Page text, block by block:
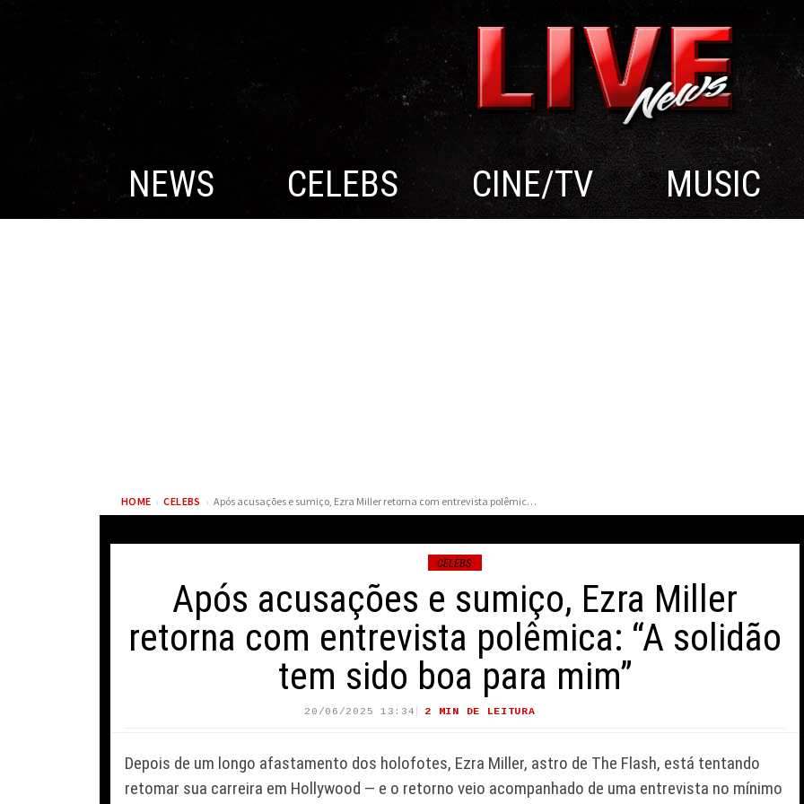
NEWS CELEBS CINE/TV MUSIC
HOME › CELEBS › Após acusações e sumiço, Ezra Miller retorna com entrevista polêmica: “A solidão tem sido boa para mim”
CELEBS
Após acusações e sumiço, Ezra Miller
retorna com entrevista polêmica: “A solidão
tem sido boa para mim”
20/06/2025 13:34 2 MIN DE LEITURA
Depois de um longo afastamento dos holofotes, Ezra Miller, astro de The Flash, está tentando
retomar sua carreira em Hollywood — e o retorno veio acompanhado de uma entrevista no mínimo
DE CHRISTOPHER NOLAN
FAMÍLIA CONFIRMA
MELHORA NO ESTADO DE
VIVO
HOLLYWOOD
INTRANSPONÍVEIS